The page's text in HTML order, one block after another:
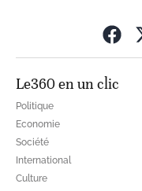
Le360 en un clic
Politique
Economie
Société
International
Culture